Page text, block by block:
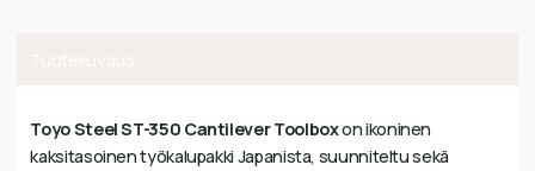
Toyo Steel ST-350 Cantilever Toolboxon ikoninen
kaksitasoinen työkalupakki Japanista, suunniteltu sekä